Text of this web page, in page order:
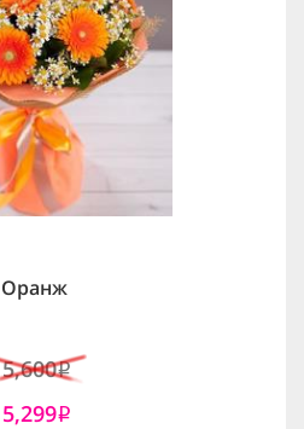
Оранж
5,600i
5,299i